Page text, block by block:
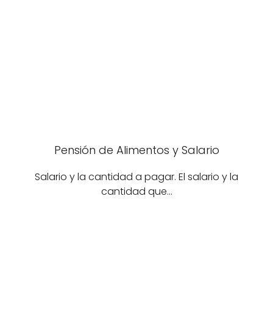
Pensión de Alimentos y Salario
Salario y la cantidad a pagar. El salario y la
cantidad que…